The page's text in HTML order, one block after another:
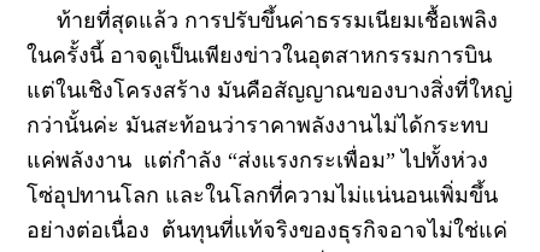
ท้ายที่สุดแล้ว การปรับขึ้นค่าธรรมเนียมเชื้อเพลิง
ในครั้งนี้ อาจดูเป็นเพียงข่าวในอุตสาหกรรมการบิน
แต่ในเชิงโครงสร้าง มันคือสัญญาณของบางสิ่งที่ใหญ่
กว่านั้นค่ะ มันสะท้อนว่าราคาพลังงานไม่ได้กระทบ
แค่พลังงาน แต่กำลัง “ส่งแรงกระเพื่อม” ไปทั้งห่วง
โซ่อุปทานโลก และในโลกที่ความไม่แน่นอนเพิ่มขึ้น
อย่างต่อเนื่อง ต้นทุนที่แท้จริงของธุรกิจอาจไม่ใช่แค่